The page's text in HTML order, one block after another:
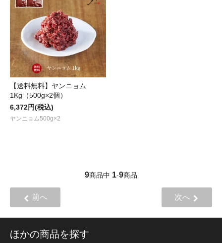
【送料無料】ヤンニョム
1Kg（500g×2個）
6,372円(税込)
ヤンニョム500g×2
9商品中 1-9商品
前へ 次へ
ほかの商品を探す